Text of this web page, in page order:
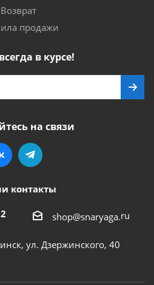
Возврат
продажи
в курсе!
на связи
контакты
shop@snaryaga.ru
ул. Дзержинского, 40